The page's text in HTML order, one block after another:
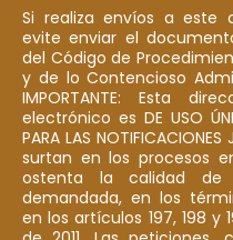
Si realiza envíos a este
evite enviar el
del Código de
y de lo Contencioso
IMPORTANTE: Esta
electrónico es DE USO
PARA LAS
surtan en los procesos
ostenta la calidad de
demandada, en los
en los artículos 197, 198 y